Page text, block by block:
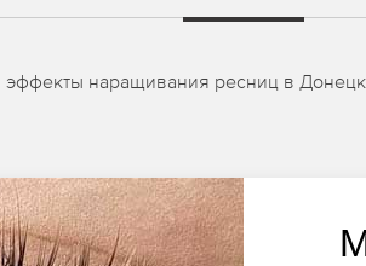
наращивания ресниц в